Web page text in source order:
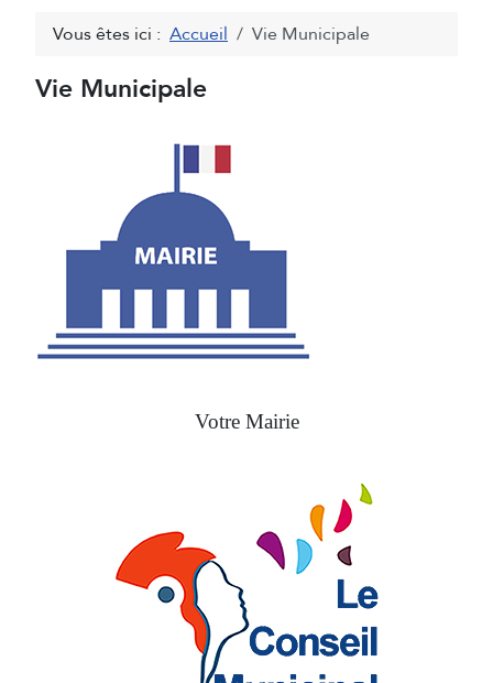
Vous êtes ici : Accueil Vie Municipale
Vie Municipale
Votre Mairie